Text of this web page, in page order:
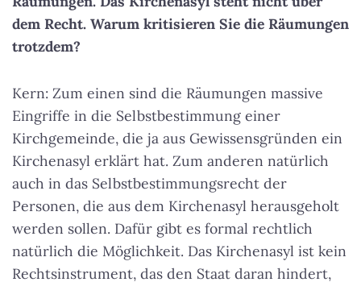
dem Recht. Warum kritisieren Sie die Räumungen
trotzdem?
Kern: Zum einen sind die Räumungen massive
Eingriffe in die Selbstbestimmung einer
Kirchgemeinde, die ja aus Gewissensgründen ein
Kirchenasyl erklärt hat. Zum anderen natürlich
auch in das Selbstbestimmungsrecht der
Personen, die aus dem Kirchenasyl herausgeholt
werden sollen. Dafür gibt es formal rechtlich
natürlich die Möglichkeit. Das Kirchenasyl ist kein
Rechtsinstrument, das den Staat daran hindert,